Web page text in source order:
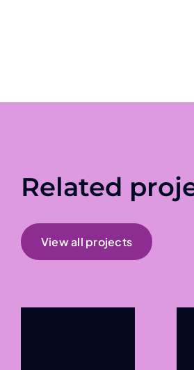
Related
View all projects